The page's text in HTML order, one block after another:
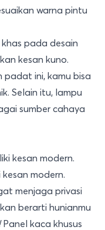
warna pintu
pada desain
kesan kuno.
ini, kamu bisa
Selain itu, lampu
sumber cahaya
modern.
menjaga privasi
berarti hunianmu
Panel kaca khusus